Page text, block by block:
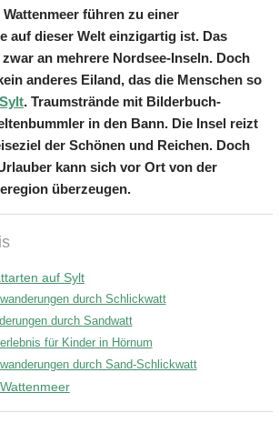
führen zu einer
auf dieser Welt einzigartig ist. Das
an mehrere Nordsee-Inseln. Doch
anderes Eiland, das die Menschen so
Sylt. Traumstrände mit Bilderbuch-
in den Bann. Die Insel reizt
der Schönen und Reichen. Doch
kann sich vor Ort von der
überzeugen.
auf Sylt
durch Schlickwatt
durch Sandwatt
für Kinder in Hörnum
durch Sand-Schlickwatt